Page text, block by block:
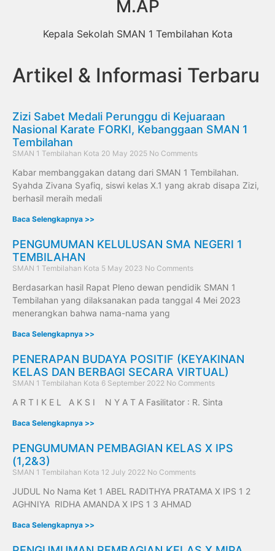
M.AP
Kepala Sekolah SMAN 1 Tembilahan Kota
Artikel & Informasi Terbaru
Zizi Sabet Medali Perunggu di Kejuaraan
Nasional Karate FORKI, Kebanggaan SMAN 1
Tembilahan
SMAN 1 Tembilahan Kota 20 May 2025 No Comments
Kabar membanggakan datang dari SMAN 1 Tembilahan.
Syahda Zivana Syafiq, siswi kelas X.1 yang akrab disapa Zizi,
berhasil meraih medali
Baca Selengkapnya >>
PENGUMUMAN KELULUSAN SMA NEGERI 1
TEMBILAHAN
SMAN 1 Tembilahan Kota 5 May 2023 No Comments
Berdasarkan hasil Rapat Pleno dewan pendidik SMAN 1
Tembilahan yang dilaksanakan pada tanggal 4 Mei 2023
menerangkan bahwa nama-nama yang
Baca Selengkapnya >>
PENERAPAN BUDAYA POSITIF (KEYAKINAN
KELAS DAN BERBAGI SECARA VIRTUAL)
SMAN 1 Tembilahan Kota 6 September 2022 No Comments
A R T I K E L A K S I N Y A T A Fasilitator : R. Sinta
Baca Selengkapnya >>
PENGUMUMAN PEMBAGIAN KELAS X IPS
(1,2&3)
SMAN 1 Tembilahan Kota 12 July 2022 No Comments
JUDUL No Nama Ket 1 ABEL RADITHYA PRATAMA X IPS 1 2
AGHNIYA RIDHA AMANDA X IPS 1 3 AHMAD
Baca Selengkapnya >>